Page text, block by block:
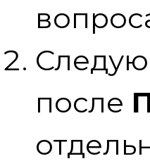
после